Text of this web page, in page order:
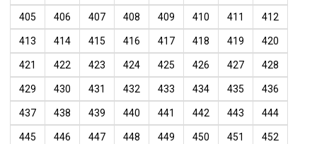
405 406 407 408 409 410 411 412
413 414 415 416 417 418 419 420
421 422 423 424 425 426 427 428
429 430 431 432 433 434 435 436
437 438 439 440 441 442 443 444
445 446 447 448 449 450 451 452